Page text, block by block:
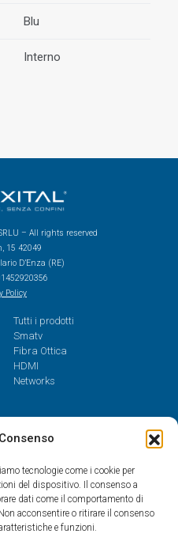
tecnologie come i cookie per
del dispositivo. Il consenso a
dati come il comportamento di
acconsentire o ritirare il consenso
e funzioni.
Blu
Interno
– All rights reserved
15 42049
D’Enza (RE)
Policy
Tutti i prodotti
Smatv
Fibra Ottica
HDMI
Networks